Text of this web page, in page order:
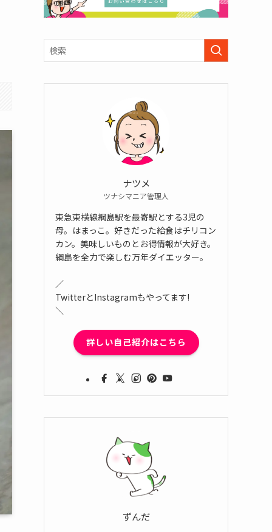
ナツメ
ツナシマニア管理人
東急東横線綱島駅を最寄駅とする3児の
母。はまっこ。好きだった給食はチリコン
カン。美味しいものとお得情報が大好き。
綱島を全力で楽しむ万年ダイエッター。
／
TwitterとInstagramもやってます!
＼
詳しい自己紹介はこちら
ずんだ